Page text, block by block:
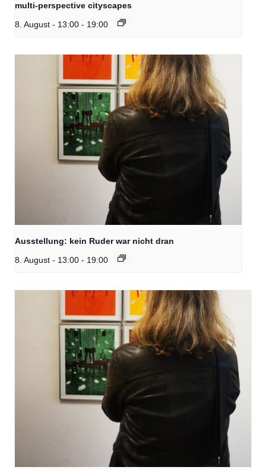
multi-perspective cityscapes
8. August - 13:00 - 19:00
Ausstellung: kein Ruder war nicht dran
8. August - 13:00 - 19:00